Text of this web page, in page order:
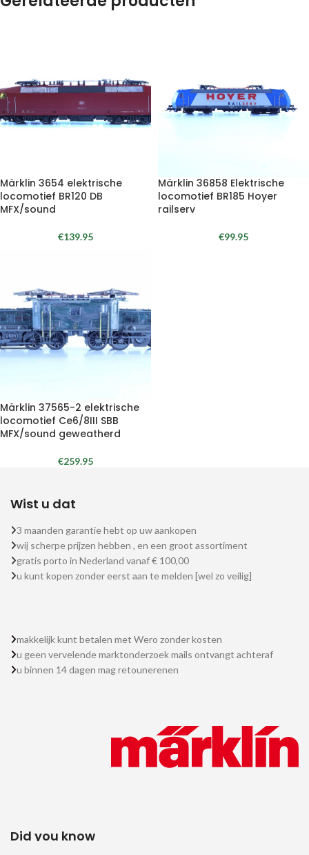
Märklin 3654 elektrische
locomotief BR120 DB
MFX/sound
€139.95
Märklin 36858 Elektrische
locomotief BR185 Hoyer
railserv
€99.95
Märklin 37565-2 elektrische
locomotief Ce6/8III SBB
MFX/sound geweatherd
€259.95
Wist u dat
3 maanden garantie hebt op uw aankopen
wij scherpe prijzen hebben , en een groot assortiment
gratis porto in Nederland vanaf € 100,00
u kunt kopen zonder eerst aan te melden [wel zo veilig]
makkelijk kunt betalen met Wero zonder kosten
u geen vervelende marktonderzoek mails ontvangt achteraf
u binnen 14 dagen mag retounerenen
Did you know